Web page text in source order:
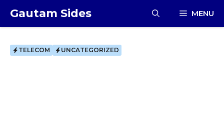
content
Gautam Sides MENU
TELECOM UNCATEGORIZED